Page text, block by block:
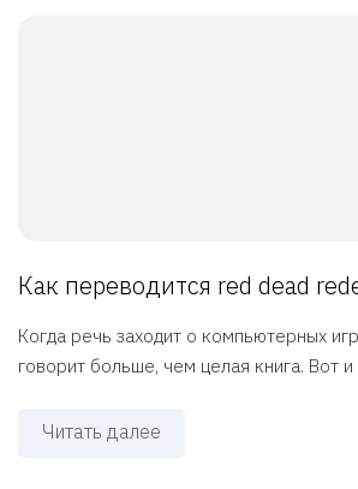
Как переводится red dead
Когда речь заходит о компьютерных
говорит больше, чем целая книга. Вот и
Читать далее